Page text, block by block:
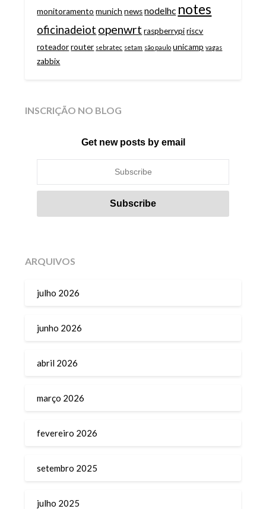
monitoramento munich news nodelhc notes
oficinadeiot openwrt raspberrypi riscv
roteador router sebratec setam são paulo unicamp vagas
zabbix
INSCRIÇÃO NO BLOG
Get new posts by email
ARQUIVOS
julho 2026
junho 2026
abril 2026
março 2026
fevereiro 2026
setembro 2025
julho 2025